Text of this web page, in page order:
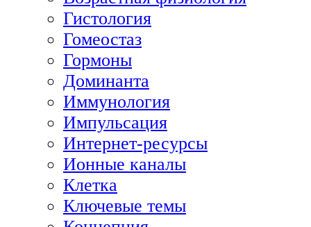
Гистология
Гомеостаз
Гормоны
Доминанта
Иммунология
Импульсация
Интернет-ресурсы
Ионные каналы
Клетка
Ключевые темы